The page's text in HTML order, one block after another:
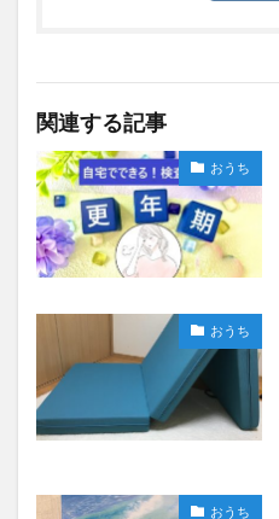
関連する記事
おうち
おうち
おうち